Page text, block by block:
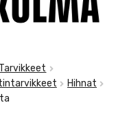
Hihnat